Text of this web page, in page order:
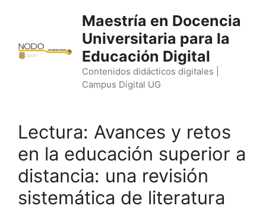
Maestría en Docencia
Universitaria para la
Educación Digital
Contenidos didácticos digitales |
Campus Digital UG
Lectura: Avances y retos
en la educación superior a
distancia: una revisión
sistemática de literatura